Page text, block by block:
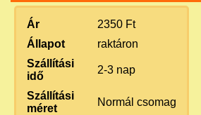
Ár
2350 Ft
Állapot
raktáron
Szállítási
idő
2-3 nap
Szállítási
méret
Normál csomag